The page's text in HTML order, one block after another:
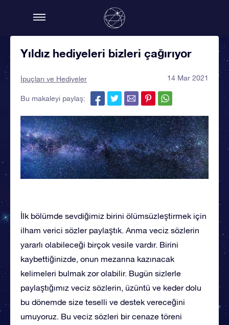
Yıldız hediyeleri bizleri çağırıyor
İpuçları ve Hediyeler 14 Mar 2021
Bu makaleyi paylaş:
İlk bölümde sevdiğimiz birini ölümsüzleştirmek için
ilham verici sözler paylaştık. Anma veciz sözlerin
yararlı olabileceği birçok vesile vardır. Birini
kaybettiğinizde, onun mezarına kazınacak
kelimeleri bulmak zor olabilir. Bugün sizlerle
paylaştığımız veciz sözlerin, üzüntü ve keder dolu
bu dönemde size teselli ve destek vereceğini
umuyoruz. Bu veciz sözleri bir cenaze töreni